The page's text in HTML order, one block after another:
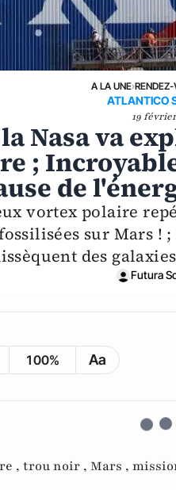
A LA UNE›
ATLANTICO
19
Nasa va
;
de
vortex polaire
sur Mars !
des
Futura
100% Aa
, trou noir , Mars ,